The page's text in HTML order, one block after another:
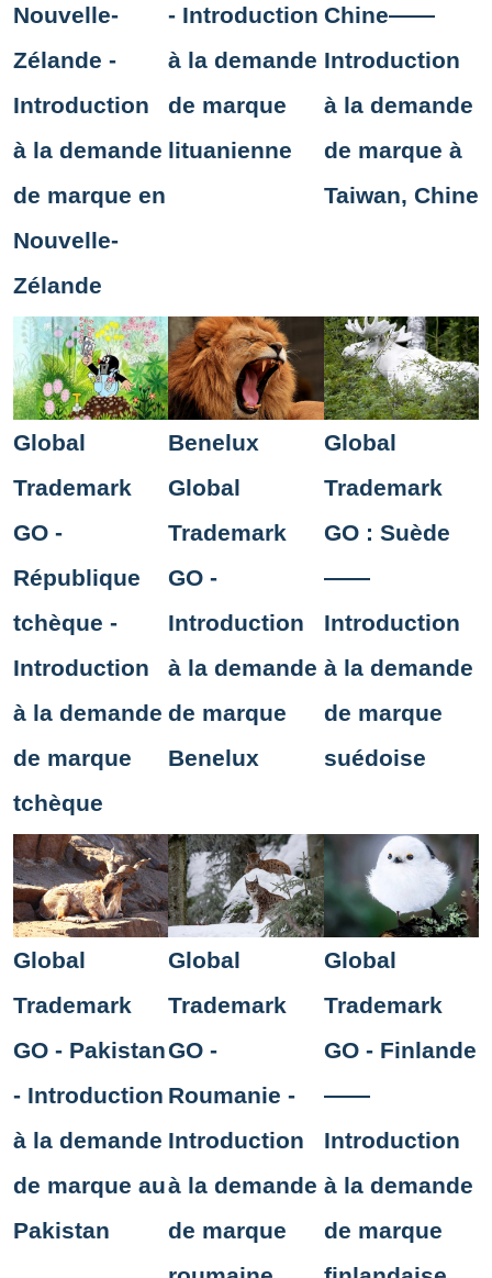
Nouvelle-
Zélande -
Introduction
à la demande
de marque en
Nouvelle-
Zélande
- Introduction
à la demande
de marque
lituanienne
Chine——
Introduction
à la demande
de marque à
Taiwan, Chine
Global
Trademark
GO -
République
tchèque -
Introduction
à la demande
de marque
tchèque
Benelux
Global
Trademark
GO -
Introduction
à la demande
de marque
Benelux
Global
Trademark
GO : Suède
——
Introduction
à la demande
de marque
suédoise
Global
Trademark
GO - Pakistan
- Introduction
à la demande
de marque au
Pakistan
Global
Trademark
GO -
Roumanie -
Introduction
à la demande
de marque
Global
Trademark
GO - Finlande
——
Introduction
à la demande
de marque